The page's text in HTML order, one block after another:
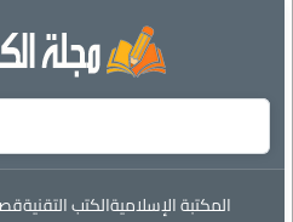
المكتبة الإسلاميةالكتب التقنية